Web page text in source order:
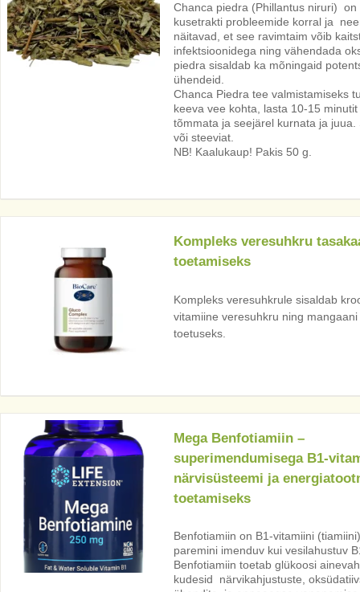
Chanca piedra (Phillantus niruri)
kusetrakti probleemide korral ja
näitavad, et see ravimtaim võib
infektsioonidega ning vähendada
piedra sisaldab ka mõningaid
ühendeid.
Chanca Piedra tee valmistamiseks
keeva vee kohta, lasta 10-15 minutit
tõmmata ja seejärel kurnata ja
või steeviat.
NB! Kaalukaup! Pakis 50 g.
Kompleks veresuhkru
toetamiseks
Kompleks veresuhkrule sisaldab
vitamiine veresuhkru ning
toetuseks.
Mega Benfotiamiin –
superimendumisega B1-
närvisüsteemi ja
toetamiseks
Benfotiamiin on B1-vitamiini
paremini imenduv kui vesilahustuv
Benfotiamiin toetab glükoosi
kudesid närvikahjustuste,